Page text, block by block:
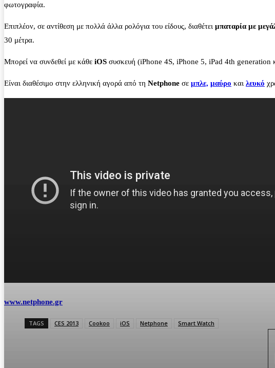
φωτογραφία.
Επιπλέον, σε αντίθεση με πολλά άλλα ρολόγια του είδους, διαθέτει μπαταρία με
30 μέτρα.
Μπορεί να συνδεθεί με κάθε iOS συσκευή (iPhone 4S, iPhone 5, iPad 4th generation
Είναι διαθέσιμο στην ελληνική αγορά από τη Netphone σε μπλε, μαύρο και λευκό
www.netphone.gr
TAGS CES 2013 Cookoo iOS Netphone Smart Watch